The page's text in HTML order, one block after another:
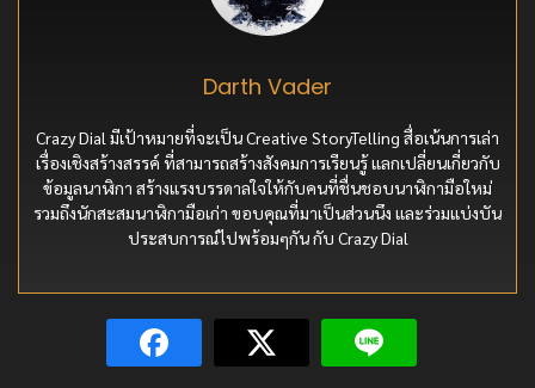
Darth Vader
Crazy Dial มีเป้าหมายที่จะเป็น Creative StoryTelling สื่อเน้นการเล่า
เรื่องเชิงสร้างสรรค์ ที่สามารถสร้างสังคมการเรียนรู้ แลกเปลี่ยนเกี่ยวกับ
ข้อมูลนาฬิกา สร้างแรงบรรดาลใจให้กับคนที่ชื่นชอบนาฬิกามือใหม่
รวมถึงนักสะสมนาฬิกามือเก่า ขอบคุณที่มาเป็นส่วนนึง และร่วมแบ่งบัน
ประสบการณ์ไปพร้อมๆกัน กับ Crazy Dial